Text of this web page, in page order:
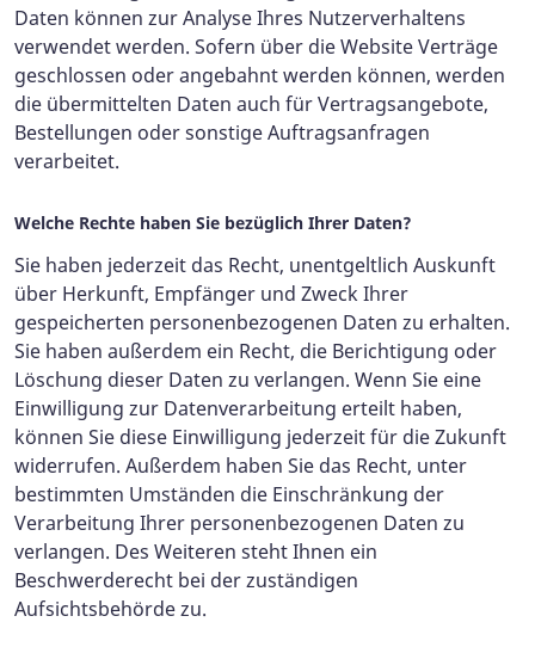
Daten können zur Analyse Ihres Nutzerverhaltens
verwendet werden. Sofern über die Website Verträge
geschlossen oder angebahnt werden können, werden
die übermittelten Daten auch für Vertragsangebote,
Bestellungen oder sonstige Auftragsanfragen
verarbeitet.
Welche Rechte haben Sie bezüglich Ihrer Daten?
Sie haben jederzeit das Recht, unentgeltlich Auskunft
über Herkunft, Empfänger und Zweck Ihrer
gespeicherten personenbezogenen Daten zu erhalten.
Sie haben außerdem ein Recht, die Berichtigung oder
Löschung dieser Daten zu verlangen. Wenn Sie eine
Einwilligung zur Datenverarbeitung erteilt haben,
können Sie diese Einwilligung jederzeit für die Zukunft
widerrufen. Außerdem haben Sie das Recht, unter
bestimmten Umständen die Einschränkung der
Verarbeitung Ihrer personenbezogenen Daten zu
verlangen. Des Weiteren steht Ihnen ein
Beschwerderecht bei der zuständigen
Aufsichtsbehörde zu.